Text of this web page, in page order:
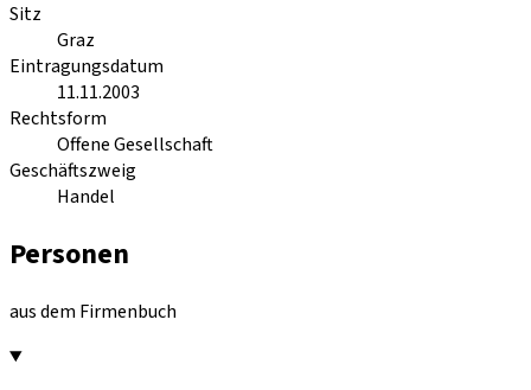
Sitz
Graz
Eintragungsdatum
11.11.2003
Rechtsform
Offene Gesellschaft
Geschäftszweig
Handel
Personen
aus dem Firmenbuch